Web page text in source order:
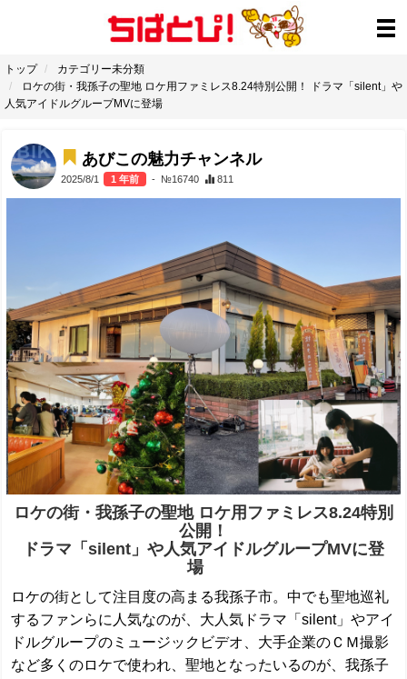
トップ
カテゴリー未分類
ロケの街・我孫子の聖地 ロケ用ファミレス8.24特別公開！ ドラマ「silent」や
人気アイドルグループMVに登場
あびこの魅力チャンネル
2025/8/1 1 年前 - №16740 811
ロケの街・我孫子の聖地 ロケ用ファミレス8.24特別
公開！
ドラマ「silent」や人気アイドルグループMVに登
場
ロケの街として注目度の高まる我孫子市。中でも聖地巡礼
するファンらに人気なのが、大人気ドラマ「silent」やアイ
ドルグループのミュージックビデオ、大手企業のＣＭ撮影
など多くのロケで使われ、聖地となったいるのが、我孫子